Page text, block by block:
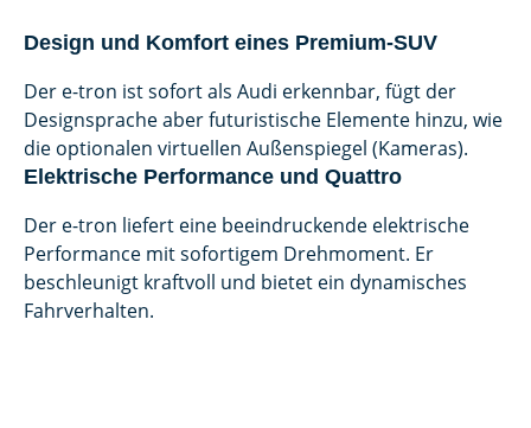
Design und Komfort eines Premium-SUV
Der e-tron ist sofort als Audi erkennbar, fügt der
Designsprache aber futuristische Elemente hinzu, wie
die optionalen virtuellen Außenspiegel (Kameras).
Elektrische Performance und Quattro
Der e-tron liefert eine beeindruckende elektrische
Performance mit sofortigem Drehmoment. Er
beschleunigt kraftvoll und bietet ein dynamisches
Fahrverhalten.